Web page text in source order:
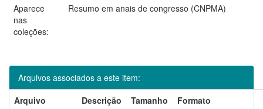
Aparece
nas
coleções:
Resumo em anais de congresso (CNPMA)
Arquivos associados a este item:
Arquivo
Descrição Tamanho
Formato